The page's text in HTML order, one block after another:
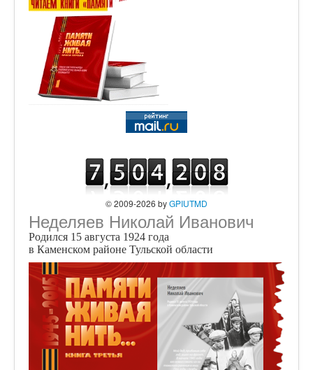
© 2009-2026 byGPIUTMD
Неделяев Николай Иванович
Родился 15 августа 1924 года
в Каменском районе Тульской области